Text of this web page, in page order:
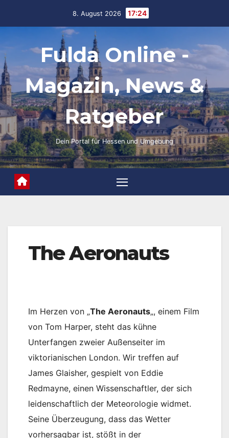
8. August 2026 17:24
Fulda Online -
Magazin, News &
Ratgeber
Dein Portal für Hessen und Umgebung
The Aeronauts
Im Herzen von „The Aeronauts„, einem Film
von Tom Harper, steht das kühne
Unterfangen zweier Außenseiter im
viktorianischen London. Wir treffen auf
James Glaisher, gespielt von Eddie
Redmayne, einen Wissenschaftler, der sich
leidenschaftlich der Meteorologie widmet.
Seine Überzeugung, dass das Wetter
vorhersagbar ist, stößt in der